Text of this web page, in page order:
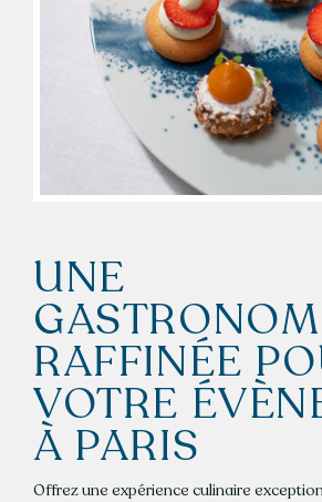
UNE
RAFFINÉE
VOTRE
À PARIS
Offrez une expérience culinaire